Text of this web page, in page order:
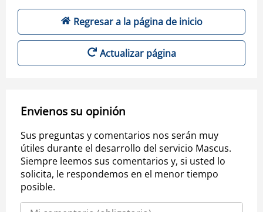
Regresar a la página de inicio
Actualizar página
Envienos su opinión
Sus preguntas y comentarios nos serán muy
útiles durante el desarrollo del servicio Mascus.
Siempre leemos sus comentarios y, si usted lo
solicita, le respondemos en el menor tiempo
posible.